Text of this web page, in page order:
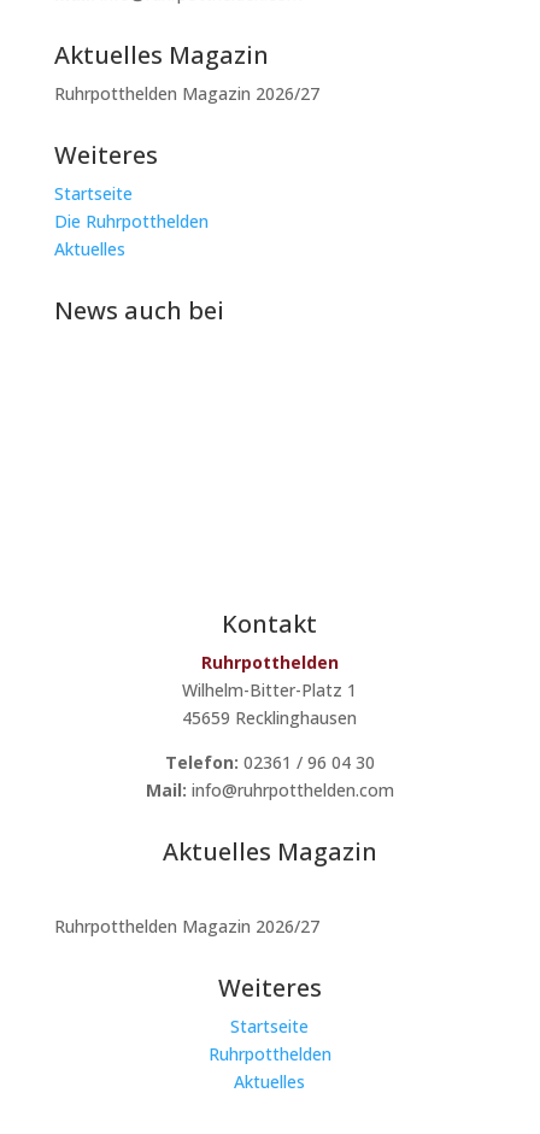
Aktuelles Magazin
Ruhrpotthelden Magazin 2026/27
Weiteres
Startseite
Die Ruhrpotthelden
Aktuelles
News auch bei
Kontakt
Ruhrpotthelden
Wilhelm-Bitter-Platz 1
45659 Recklinghausen
Telefon: 02361 / 96 04 30
Mail: info@ruhrpotthelden.com
Aktuelles Magazin
Ruhrpotthelden Magazin 2026/27
Weiteres
Startseite
Ruhrpotthelden
Aktuelles